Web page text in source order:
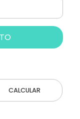
CALCULAR